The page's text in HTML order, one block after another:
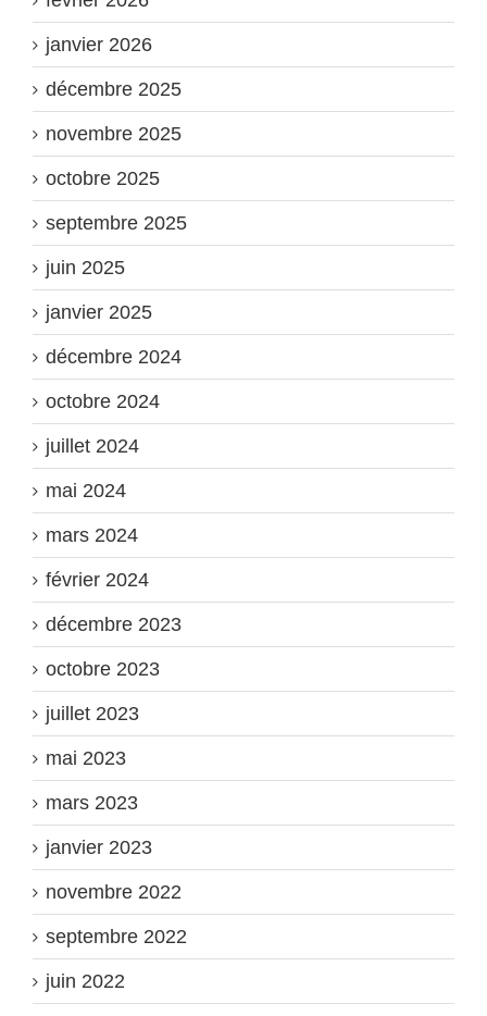
janvier 2026
décembre 2025
novembre 2025
octobre 2025
septembre 2025
juin 2025
janvier 2025
décembre 2024
octobre 2024
juillet 2024
mai 2024
mars 2024
février 2024
décembre 2023
octobre 2023
juillet 2023
mai 2023
mars 2023
janvier 2023
novembre 2022
septembre 2022
juin 2022